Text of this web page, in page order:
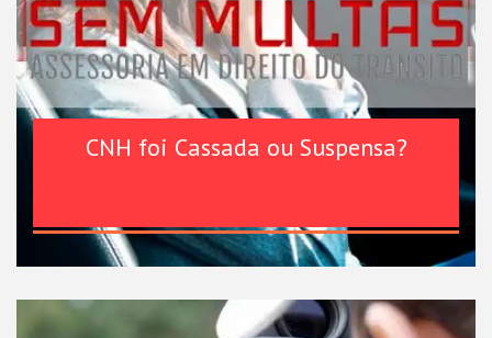
CNH foi Cassada ou Suspensa?